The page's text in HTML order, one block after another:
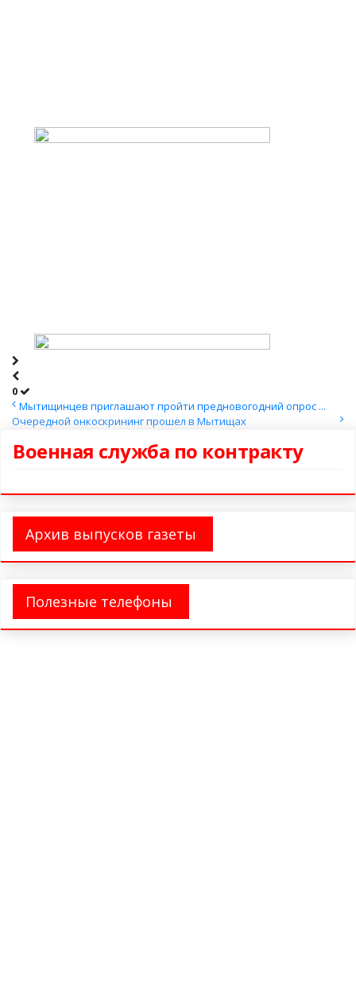
0
Мытищинцев приглашают пройти предновогодний опрос ...
Очередной онкоскрининг прошел в Мытищах
Военная служба по контракту
Архив выпусков газеты
Полезные телефоны